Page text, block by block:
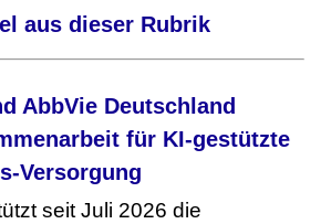
aus dieser Rubrik
AbbVie Deutschland
für KI-gestützte
Versorgung
seit Juli 2026 die